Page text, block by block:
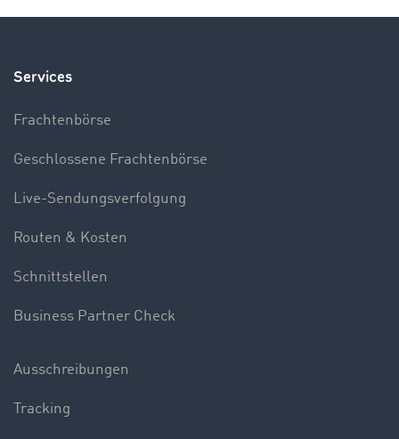
Services
Frachtenbörse
Geschlossene Frachtenbörse
Live-Sendungsverfolgung
Routen & Kosten
Schnittstellen
Business Partner Check
Ausschreibungen
Tracking